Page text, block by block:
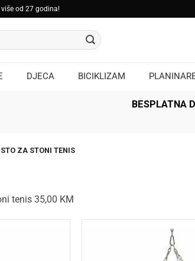
od 27 godina!
DJECA BICIKLIZAM
BESPLATNA
STO ZA STONI TENIS
tenis 35,00 KM